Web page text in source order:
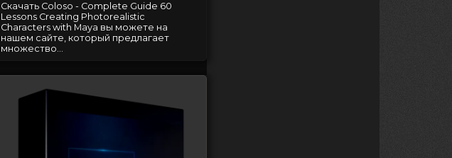
Скачать Coloso - Complete Guide 60
Lessons Creating Photorealistic
Characters with Maya вы можете на
нашем сайте, который предлагает
множество...